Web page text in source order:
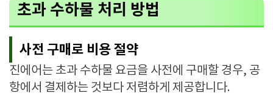
초과 수하물 처리 방법
사전 구매로 비용 절약
진에어는 초과 수하물 요금을 사전에 구매할 경우, 공
항에서 결제하는 것보다 저렴하게 제공합니다.